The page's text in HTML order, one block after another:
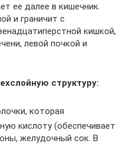
ее далее в кишечник.
и граничит с
кишкой,
левой почкой и
структуру:
которая
кислоту (обеспечивает
желудочный сок. В